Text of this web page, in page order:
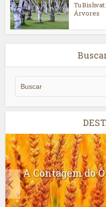
Tu
Árvores
A Contagem do